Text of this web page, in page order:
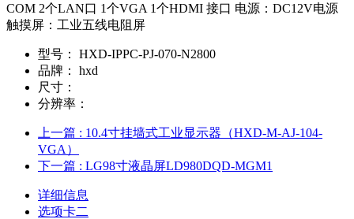
COM 2个LAN口 1个VGA 1个HDMI 接口 电源：DC12V电源
触摸屏：工业五线电阻屏
型号：
HXD-IPPC-PJ-070-N2800
品牌：
hxd
尺寸：
分辨率：
上一篇 : 10.4寸挂墙式工业显示器（HXD-M-AJ-104-
VGA）
下一篇 : LG98寸液晶屏LD980DQD-MGM1
详细信息
选项卡二